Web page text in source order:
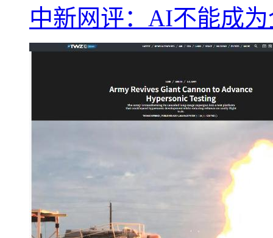
中新网评：AI不能成